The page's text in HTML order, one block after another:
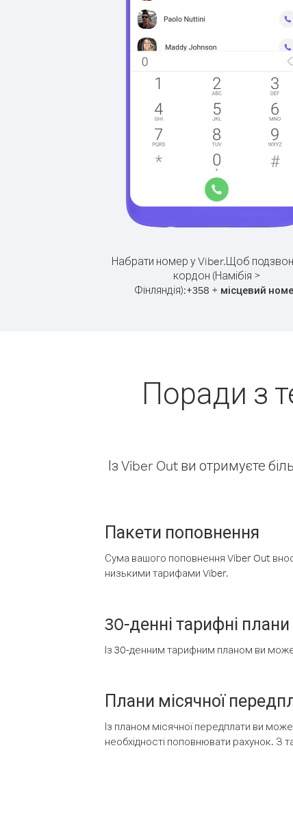
Набрати номер у Viber.Щоб
кордон (Намібія >
Фінляндія):+358 + місцевий
Поради з
Із Viber Out ви отримуєте
Пакети поповнення
Сума вашого поповнення Viber Out
низькими тарифами Viber.
30-денні тарифні плани
Із 30-денним тарифним планом ви
Плани місячної
Із планом місячної передплати ви
необхідності поповнювати рахунок. З